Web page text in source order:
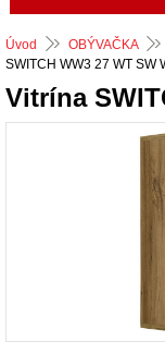
Úvod OBÝVAČKA
SWITCH WW3 27 WT SW
Vitrína